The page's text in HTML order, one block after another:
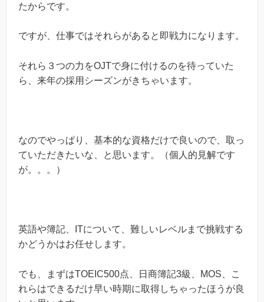
たからです。
ですが、仕事ではそれらがあると即戦力になります。
それら３つの力をOJTで身に付けるのを待っていた
ら、来年の採用シーズンがきちゃいます。
なのでやっぱり、基本的な資格だけで良いので、取っ
ていただきたいな、と思います。（個人的見解です
が。。。）
英語や簿記、ITについて、難しいレベルまで挑戦する
かどうかはお任せします。
でも、まずはTOEIC500点、日商簿記3級、MOS、こ
れらはできるだけ早い時期に取得しちゃったほうが良